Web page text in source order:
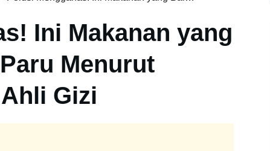
Ini Makanan yang
Menurut
Gizi